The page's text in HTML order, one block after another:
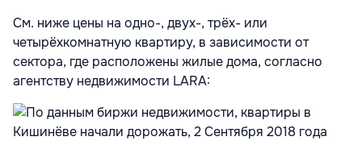
См. ниже цены на одно-, двух-, трёх- или
четырёхкомнатную квартиру, в зависимости от
сектора, где расположены жилые дома, согласно
агентству недвижимости LARA: